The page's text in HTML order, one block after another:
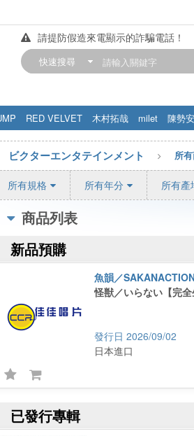
佳佳唱片
請提防假造來電顯示的詐騙電話！
【中華門市營業時間調整公告】
快速搜尋
RED VELVET 木村拓哉 milet
陳勢安
周杰伦
ビクターエンタテインメント 所
所有規格 所有年分 所有產
商品列表
新品預購
魚韻／
怪獣／いらない【完
2026/09/02
日本進口
已發行專輯